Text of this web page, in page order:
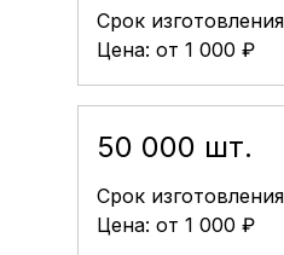
50 000 шт.
Срок
Цена: от 1 000 ₽
Срок
Цена: от 1 000 ₽